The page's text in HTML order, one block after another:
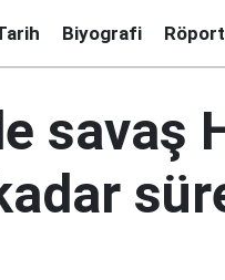
Biyografi
savaş